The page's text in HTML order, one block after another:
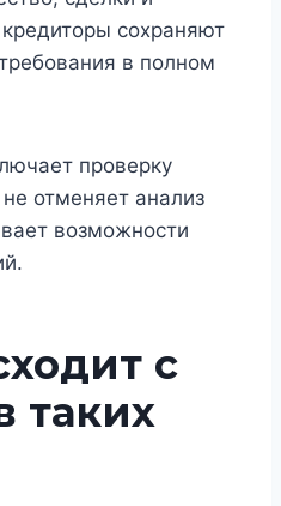
сохраняют
в полном
проверку
отменяет анализ
возможности
с
таких